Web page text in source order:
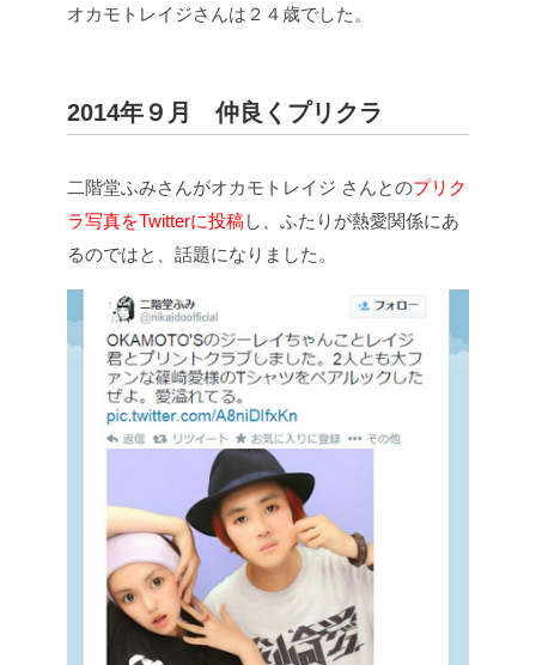
オカモトレイジさんは２４歳でした。
2014年９月 仲良くプリクラ
二階堂ふみさんがオカモトレイジ さんとのプリク
ラ写真をTwitterに投稿し、ふたりが熱愛関係にあ
るのではと、話題になりました。